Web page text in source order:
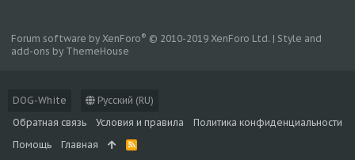
DOG-White
Русский (RU)
Обратная связь
Условия и правила
Политика конфиденциальности
Помощь
Главная
R
S
Forum software by XenForo® © 2010-2019 XenForo Ltd. | Style and
add-ons by ThemeHouse